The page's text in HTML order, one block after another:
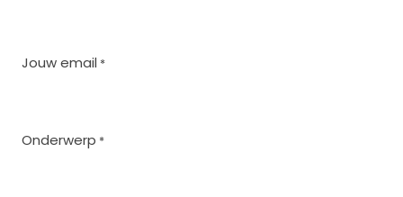
Jouw email *
Onderwerp *